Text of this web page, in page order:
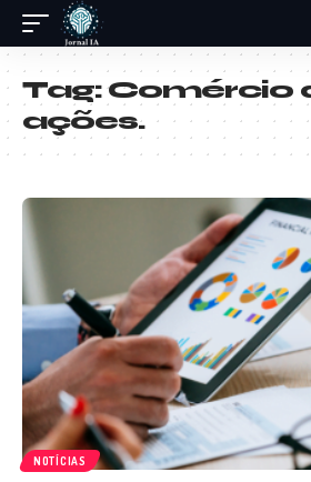
Tag:Comércio
ações.
NOTÍCIAS